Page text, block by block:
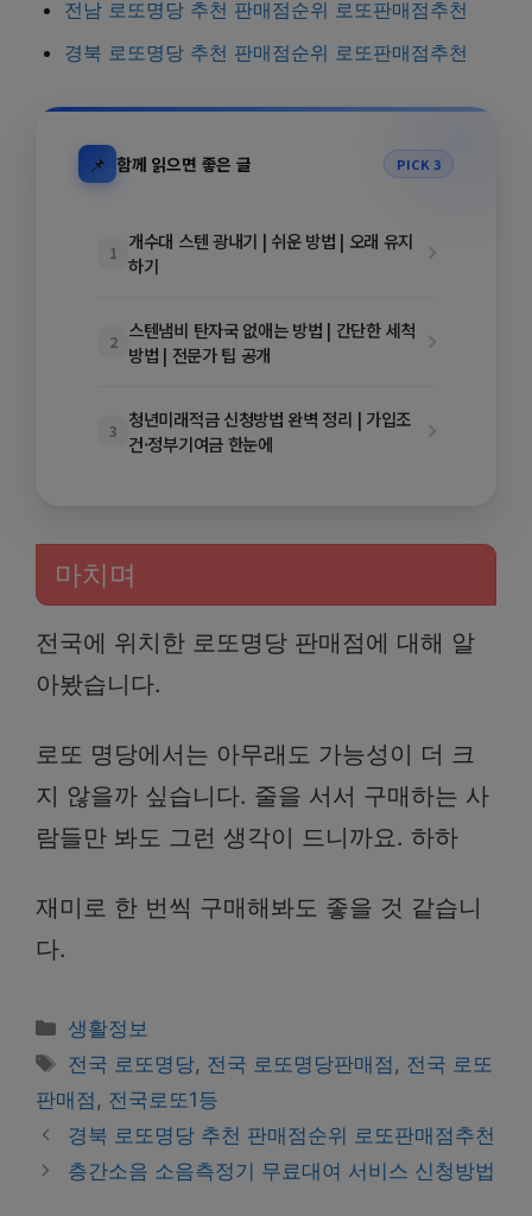
전남 로또명당 추천 판매점순위 로또판매점추천
경북 로또명당 추천 판매점순위 로또판매점추천
📌 함께 읽으면 좋은 글 PICK 3
1
개수대 스텐 광내기 | 쉬운 방법 | 오래 유지
하기
2
스텐냄비 탄자국 없애는 방법 | 간단한 세척
방법 | 전문가 팁 공개
3
청년미래적금 신청방법 완벽 정리 | 가입조
건·정부기여금 한눈에
마치며
전국에 위치한 로또명당 판매점에 대해 알
아봤습니다.
로또 명당에서는 아무래도 가능성이 더 크
지 않을까 싶습니다. 줄을 서서 구매하는 사
람들만 봐도 그런 생각이 드니까요. 하하
재미로 한 번씩 구매해봐도 좋을 것 같습니
다.
Categories
생활정보
Tags
전국 로또명당, 전국 로또명당판매점 , 전국 로또
판매점 , 전국로또1등
경북 로또명당 추천 판매점순위 로또판매점추천
층간소음 소음측정기 무료대여 서비스 신청방법